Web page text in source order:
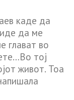
каде да
да ме
глават во
тој
живот. Тоа